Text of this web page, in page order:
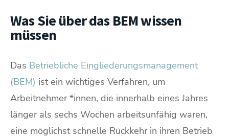
Was Sie über das BEM wissen
müssen
Das Betriebliche Eingliederungsmanagement
(BEM) ist ein wichtiges Verfahren, um
Arbeitnehmer *innen, die innerhalb eines Jahres
länger als sechs Wochen arbeitsunfähig waren,
eine möglichst schnelle Rückkehr in ihren Betrieb